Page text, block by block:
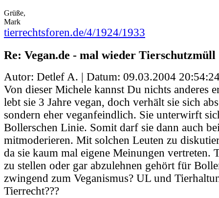
Grüße,
Mark
tierrechtsforen.de/4/1924/1933
Re: Vegan.de - mal wieder Tierschutzmüll
Autor: Detlef A. | Datum: 09.03.2004
Von dieser Michele kannst Du nichts anderes
lebt sie 3 Jahre vegan, doch verhält sie sich
sondern eher veganfeindlich. Sie unterwirft
Bollerschen Linie. Somit darf sie dann auch
mitmoderieren. Mit solchen Leuten zu
da sie kaum mal eigene Meinungen vertreten.
zu stellen oder gar abzulehnen gehört für
zwingend zum Veganismus? UL und
Tierrecht???